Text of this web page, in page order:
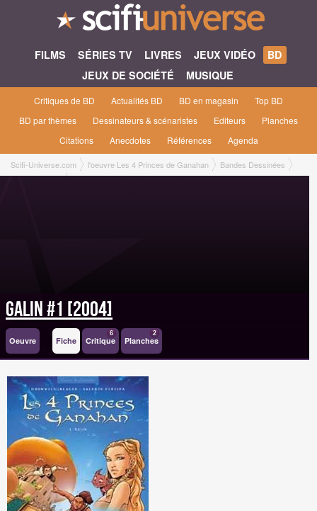
FILMS SÉRIES TV LIVRES JEUX VIDÉO
BD
JEUX DE SOCIÉTÉ
MUSIQUE
Critiques de BD Actualités BD BD en magasin
Top BD
BD par thèmes
Dessinateurs & scénaristes Editeurs
Planches
Citations
Anecdotes Références Agenda
Scifi-Universe.com l'oeuvre Les 4 Princes de Ganahan
Bandes Dessinées
Galin #1 [2004]
Galin #1 [2004]
Oeuvre Fiche Critique
6
Planches
2